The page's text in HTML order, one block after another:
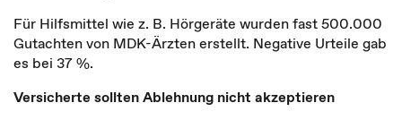
Für Hilfsmittel wie z. B. Hörgeräte wurden fast 500.000
Gutachten von MDK-Ärzten erstellt. Negative Urteile gab
es bei 37 %.
Versicherte sollten Ablehnung nicht akzeptieren